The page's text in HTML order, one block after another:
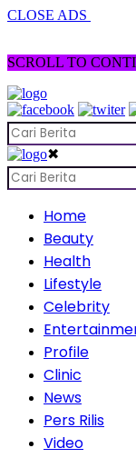
CLOSE ADS
SCROLL TO
✖
Home
Beauty
Health
Lifestyle
Celebrity
Profile
Clinic
News
Pers Rilis
Video